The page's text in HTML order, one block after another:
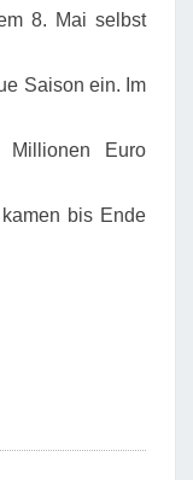
8. Mai selbst
Saison ein. Im
Euro
bis Ende